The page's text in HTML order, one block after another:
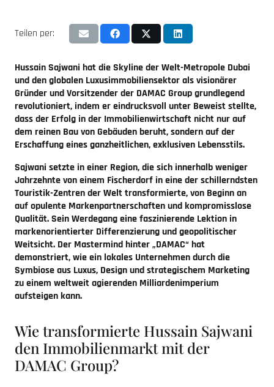
Teilen per:
Hussain Sajwani hat die Skyline der Welt-Metropole Dubai
und den globalen Luxusimmobiliensektor als visionärer
Gründer und Vorsitzender der DAMAC Group grundlegend
revolutioniert, indem er eindrucksvoll unter Beweist stellte,
dass der Erfolg in der Immobilienwirtschaft nicht nur auf
dem reinen Bau von Gebäuden beruht, sondern auf der
Erschaffung eines ganzheitlichen, exklusiven Lebensstils.
Sajwani setzte in einer Region, die sich innerhalb weniger
Jahrzehnte von einem Fischerdorf in eine der schillerndsten
Touristik-Zentren der Welt transformierte, von Beginn an
auf opulente Markenpartnerschaften und kompromisslose
Qualität. Sein Werdegang eine faszinierende Lektion in
markenorientierter Differenzierung und geopolitischer
Weitsicht. Der Mastermind hinter „DAMAC“ hat
demonstriert, wie ein lokales Unternehmen durch die
Symbiose aus Luxus, Design und strategischem Marketing
zu einem weltweit agierenden Milliardenimperium
aufsteigen kann.
Wie transformierte Hussain Sajwani
den Immobilienmarkt mit der
DAMAC Group?